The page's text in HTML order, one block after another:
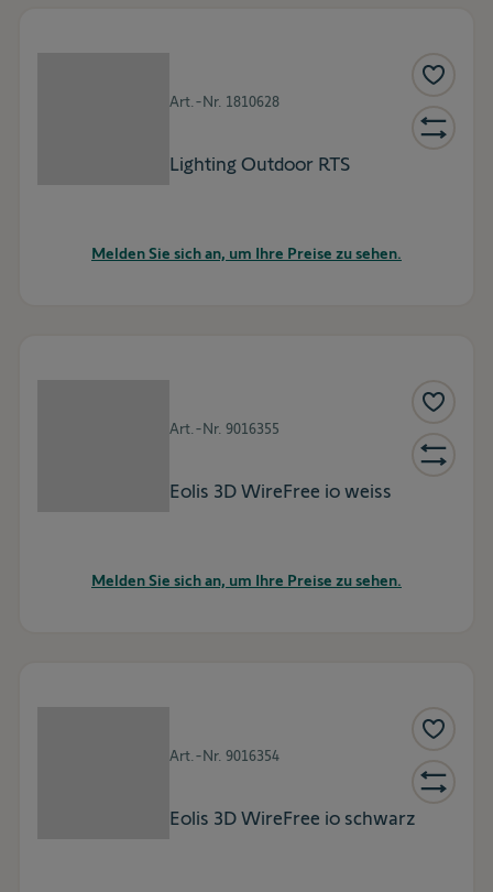
Art.-Nr. 1810628
Lighting Outdoor RTS
Melden Sie sich an, um Ihre Preise zu sehen.
Art.-Nr. 9016355
Eolis 3D WireFree io weiss
Melden Sie sich an, um Ihre Preise zu sehen.
Art.-Nr. 9016354
Eolis 3D WireFree io schwarz